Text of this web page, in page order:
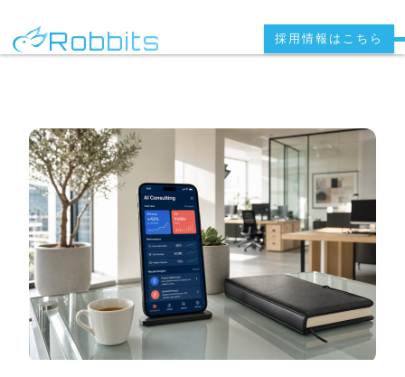
Robbits 採用情報はこちら